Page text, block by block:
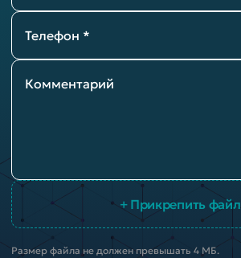
Телефон *
Комментарий
+ Прикрепить файл
Размер файла не должен превышать 4 МБ.